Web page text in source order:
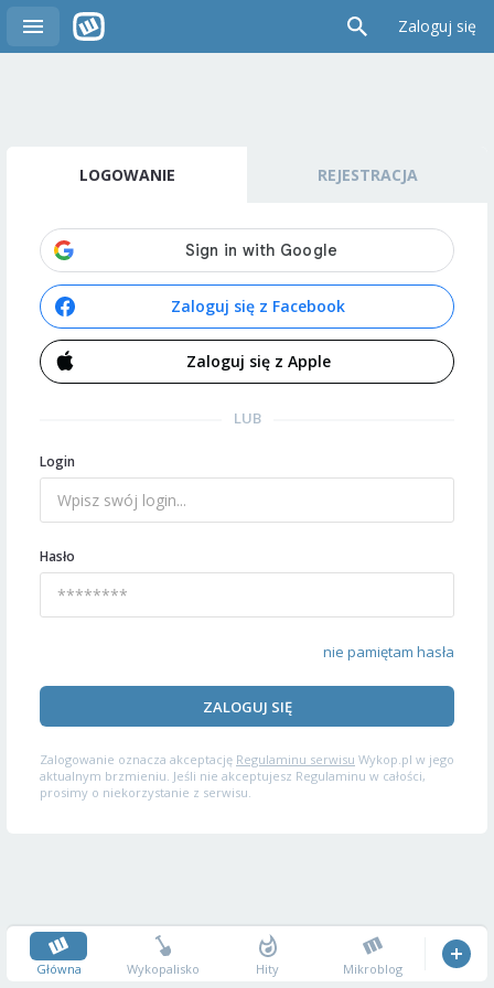
Zaloguj się
LOGOWANIE REJESTRACJA
Zaloguj się z Facebook
Zaloguj się z Apple
LUB
Login
Hasło
nie pamiętam hasła
ZALOGUJ SIĘ
Zalogowanie oznacza akceptację Regulaminu serwisu Wykop.pl w jego
aktualnym brzmieniu. Jeśli nie akceptujesz Regulaminu w całości,
prosimy o niekorzystanie z serwisu.
Główna Wykopalisko Hity Mikroblog